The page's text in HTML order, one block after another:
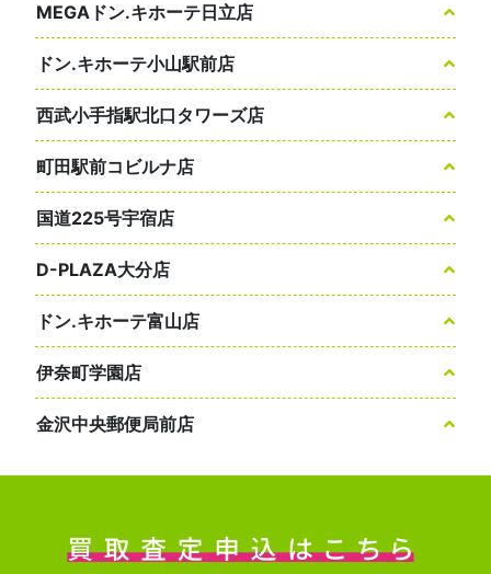
MEGAドン.キホーテ日立店
ドン.キホーテ小山駅前店
西武小手指駅北口タワーズ店
町田駅前コビルナ店
国道225号宇宿店
D-PLAZA大分店
ドン.キホーテ富山店
伊奈町学園店
金沢中央郵便局前店